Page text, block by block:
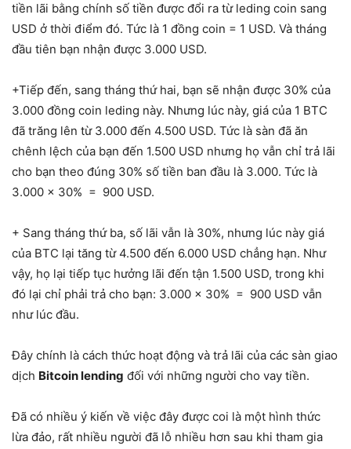
tiền lãi bằng chính số tiền được đổi ra từ leding coin sang
USD ở thời điểm đó. Tức là 1 đồng coin = 1 USD. Và tháng
đầu tiên bạn nhận được 3.000 USD.
+Tiếp đến, sang tháng thứ hai, bạn sẽ nhận được 30% của
3.000 đồng coin leding này. Nhưng lúc này, giá của 1 BTC
đã trăng lên từ 3.000 đến 4.500 USD. Tức là sàn đã ăn
chênh lệch của bạn đến 1.500 USD nhưng họ vẫn chỉ trả lãi
cho bạn theo đúng 30% số tiền ban đầu là 3.000. Tức là
3.000 x 30% = 900 USD.
+ Sang tháng thứ ba, số lãi vẫn là 30%, nhưng lúc này giá
của BTC lại tăng từ 4.500 đến 6.000 USD chẳng hạn. Như
vậy, họ lại tiếp tục hưởng lãi đến tận 1.500 USD, trong khi
đó lại chỉ phải trả cho bạn: 3.000 x 30% = 900 USD vẫn
như lúc đầu.
Đây chính là cách thức hoạt động và trả lãi của các sàn giao
dịch Bitcoin lending đối với những người cho vay tiền.
Đã có nhiều ý kiến về việc đây được coi là một hình thức
lừa đảo, rất nhiều người đã lỗ nhiều hơn sau khi tham gia